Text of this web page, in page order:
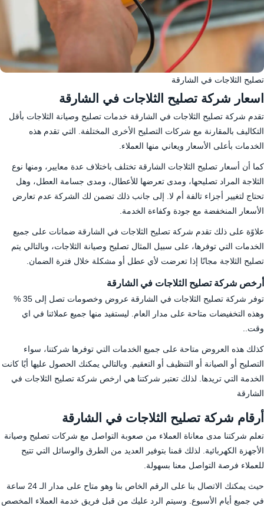
تصليح الثلاجات في الشارقة
اسعار شركة تصليح الثلاجات في الشارقة
تقدم شركة تصليح الثلاجات في الشارقة خدمات تصليح وصيانة الثلاجات بأقل
التكاليف بالمقارنة مع شركات التصليح الأخرى المختلفة. التي تقدم هذه
الخدمات بأعلى الأسعار ويعاني منها العملاء.
كما أن أسعار تصليح الثلاجات الشارقة تختلف باختلاف عدة معايير، ومنها نوع
الثلاجة المراد تصليحها، ومدى تعرضها للأعطال، ومدى جسامة العطل، وهل
تحتاج لتغيير أجزاء تالفة أم لا. إلى جانب ذلك تضمن لك الشركة عدم تعارض
الأسعار المنخفضة مع جودة وكفاءة الخدمة.
علاوًة على ذلك تقدم شركة تصليح الثلاجات في الشارقة ضمانات على جميع
الخدمات التي توفرها، على سبيل المثال تصليح وصيانة الثلاجات، وبالتالي يتم
تصليح الثلاجة مجانًا إذا تعرضت لأي عطل أو مشكلة خلال فترة الضمان.
أرخص شركة تصليح الثلاجات في الشارقة
توفر شركة تصليح الثلاجات في الشارقة عروض وخصومات تصل إلى 35 %
وهذه التخفيضات متاحة على مدار العام. ليستفيد منها جميع عملائنا في اي
وقت..
كذلك هذه العروض متاحة على جميع الخدمات التي توفرها شركتنا، سواء
التصليح أو الصيانة أو التنظيف أو التعقيم. وبالتالي يمكنك الحصول عليها أيًا كانت
الخدمة التي تريدها. لذلك تعتبر شركتنا هي ارخص شركة تصليح الثلاجات في
الشارقة
أرقام شركة تصليح الثلاجات في الشارقة
تعلم شركتنا مدى معاناة العملاء من صعوبة التواصل مع شركات تصليح وصيانة
الأجهزة الكهربائية. لذلك قمنا بتوفير العديد من الطرق والوسائل التي تتيح
للعملاء فرصة التواصل معنا بسهولة.
حيث يمكنك الاتصال بنا على الرقم الخاص بنا وهو متاح على مدار الـ 24 ساعة
في جميع أيام الأسبوع. وسيتم الرد عليك من قبل فريق خدمة العملاء المخصص